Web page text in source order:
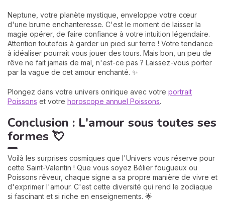
Neptune, votre planète mystique, enveloppe votre cœur
d'une brume enchanteresse. C'est le moment de laisser la
magie opérer, de faire confiance à votre intuition légendaire.
Attention toutefois à garder un pied sur terre ! Votre tendance
à idéaliser pourrait vous jouer des tours. Mais bon, un peu de
rêve ne fait jamais de mal, n'est-ce pas ? Laissez-vous porter
par la vague de cet amour enchanté. ✨
Plongez dans votre univers onirique avec votre portrait
Poissons et votre horoscope annuel Poissons.
Conclusion : L'amour sous toutes ses
formes 💘
Voilà les surprises cosmiques que l'Univers vous réserve pour
cette Saint-Valentin ! Que vous soyez Bélier fougueux ou
Poissons rêveur, chaque signe a sa propre manière de vivre et
d'exprimer l'amour. C'est cette diversité qui rend le zodiaque
si fascinant et si riche en enseignements. 🌟